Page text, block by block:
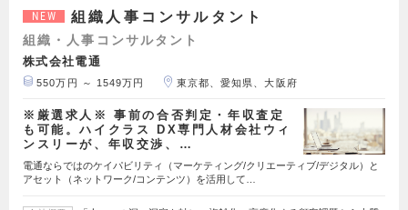
NEW 組織人事コンサルタント
組織・人事コンサルタント
株式会社電通
550万円 ～ 1549万円 東京都、愛知県、大阪府
※厳選求人※ 事前の合否判定・年収査定
も可能。ハイクラス DX専門人材会社ウィ
ンスリーが、年収交渉、…
電通ならではのケイパビリティ（マーケティング/クリエーティブ/デジタル）と
アセット（ネットワーク/コンテンツ）を活用して…